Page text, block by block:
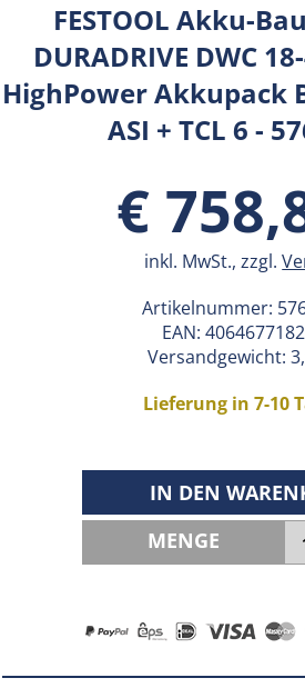
FESTOOL Akku-
DURADRIVE DWC
HighPower Akkupack
ASI + TCL 6 -
€
inkl. MwSt., zzgl.
Artikelnummer:
EAN:
Versandgewicht:
Lieferung in 7-10
IN DEN
MENGE